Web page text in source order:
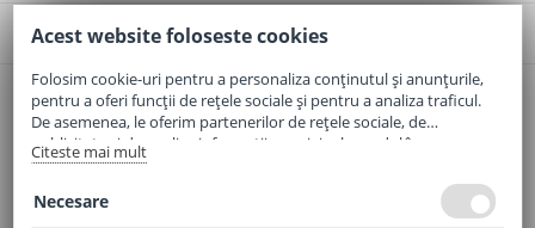
CONTACT
Email:office@elaptepraf.ro
Telefon:0745-964-449
Adresa:Sos. Borsului, Nr. 20, Oradea, Jud. Bihor
Acest website foloseste cookies
Folosim cookie-uri pentru a personaliza conținutul și anunțurile,
pentru a oferi funcții de rețele sociale și pentru a analiza traficul.
De asemenea, le oferim partenerilor de rețele sociale, de
publicitate și de analize informații cu privire la modul în care
folosiți site-ul nostru. Aceștia le pot combina cu alte informații
Citeste mai mult
Necesare